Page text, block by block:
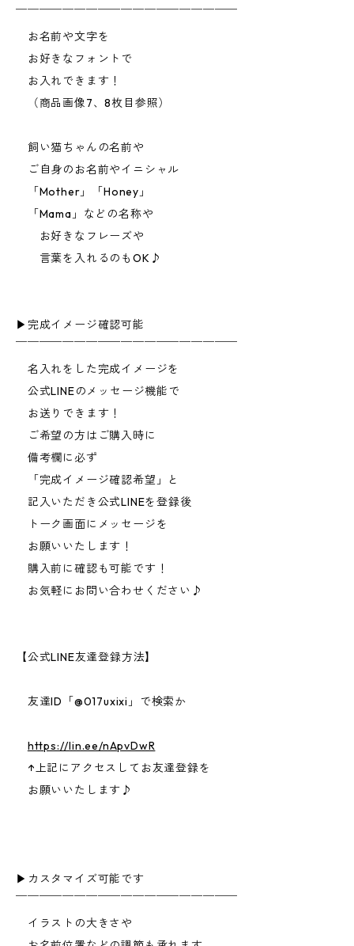
￣￣￣￣￣￣￣￣￣￣￣￣￣￣￣￣￣￣￣
お名前や文字を
お好きなフォントで
お入れできます！
（商品画像7、8枚目参照）
飼い猫ちゃんの名前や
ご自身のお名前やイニシャル
「Mother」「Honey」
「Mama」などの名称や
お好きなフレーズや
言葉を入れるのもOK♪
▶︎完成イメージ確認可能
￣￣￣￣￣￣￣￣￣￣￣￣￣￣￣￣￣￣￣
名入れをした完成イメージを
公式LINEのメッセージ機能で
お送りできます！
ご希望の方はご購入時に
備考欄に必ず
「完成イメージ確認希望」と
記入いただき公式LINEを登録後
トーク画面にメッセージを
お願いいたします！
購入前に確認も可能です！
お気軽にお問い合わせください♪
【公式LINE友達登録方法】
友達ID「@017uxixi」で検索か
https://lin.ee/nApvDwR
↑上記にアクセスしてお友達登録を
お願いいたします♪
▶︎カスタマイズ可能です
￣￣￣￣￣￣￣￣￣￣￣￣￣￣￣￣￣￣￣
イラストの大きさや